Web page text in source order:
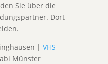
Sie über die
Dort
| VHS
Münster